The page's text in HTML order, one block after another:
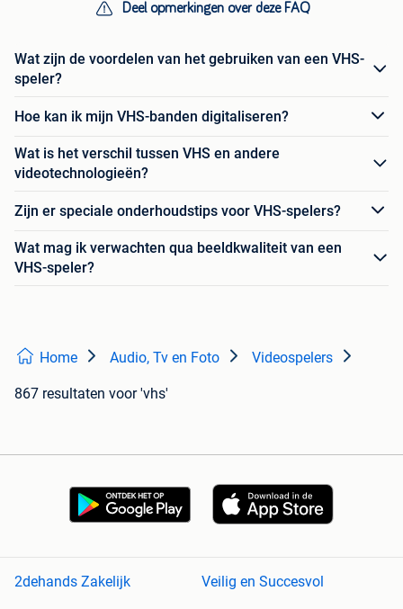
Deel opmerkingen over deze FAQ
Wat zijn de voordelen van het gebruiken van een VHS-
speler?
Hoe kan ik mijn VHS-banden digitaliseren?
Wat is het verschil tussen VHS en andere
videotechnologieën?
Zijn er speciale onderhoudstips voor VHS-spelers?
Wat mag ik verwachten qua beeldkwaliteit van een
VHS-speler?
Home Audio, Tv en Foto Videospelers
867 resultaten voor 'vhs'
2dehands Zakelijk
Veilig en Succesvol